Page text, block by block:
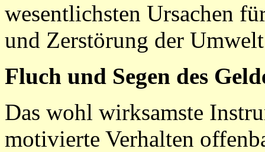
wesentlichsten Ursachen
und Zerstörung der
Fluch und Segen des
Das wohl wirksamste
motivierte Verhalten